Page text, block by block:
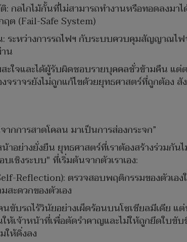
กลไกไม้กั้นที่ไม่สามารถทำงานหรือทอดลงมา
ฤต (Fail-Safe System)
ระหว่างการรถไฟฯ กับระบบควบคุมสัญญาณ
น
ใจและได้ผู้รับผิดชอบรายบุคคลชั่วข้ามคืน แต่
าจรยังไม่ถูกแก้ไขด้วยยุทธศาสตร์ที่ถูกต้อง สั
กการสาดโคลน มาเป็นการส่องกระจก”
าอย่างยั่งยืน ยุทธศาสตร์ที่เราต้องสร้างร่วมกั
ชิงระบบ" ที่เริ่มต้นจากตัวเราเอง:
Reflection): ตรวจสอบพฤติกรรมของตัวเอ
ะดวกของตัวเอง
ขับรถไร้วินัยอย่างเผ็ดร้อนบนโซเชียลมีเดีย แ
ห้เจ้าหน้าที่เพื่อตัดรำคาญและไม่ให้ถูกยึดใบ
ให้ดิ่งลง